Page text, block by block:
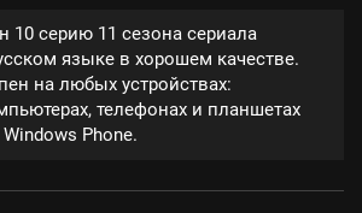
10 серию 11 сезона сериала
языке в хорошем качестве.
на любых устройствах:
телефонах и планшетах
Phone.